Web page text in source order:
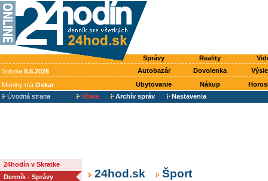
Správy Reality
Sobota 8.8.2026 Autobazár Dovolenka
Meniny má Oskar Ubytovanie Nákup
Úvodná strana
Včera Archív správ Nastavenia
24hodín v Skratke
Denník - Správy
24hod.sk Šport